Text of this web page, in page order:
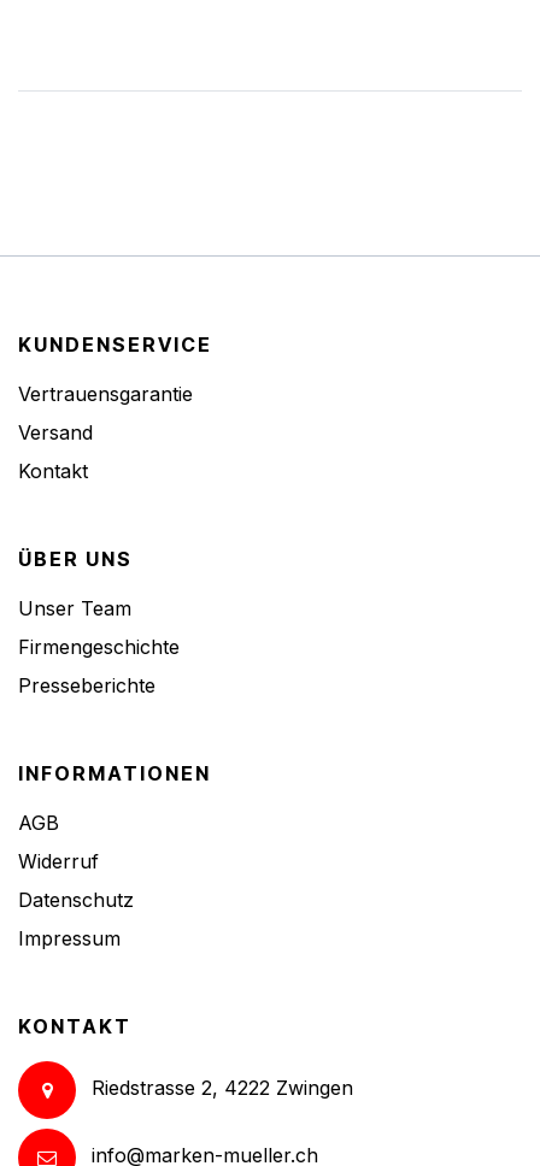
KUNDENSERVICE
Vertrauensgarantie
Versand
Kontakt
ÜBER UNS
Unser Team
Firmengeschichte
Presseberichte
INFORMATIONEN
AGB
Widerruf
Datenschutz
Impressum
KONTAKT
Riedstrasse 2, 4222 Zwingen
info@marken-mueller.ch